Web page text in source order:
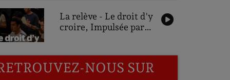
des participantes
La relève - Le droit d'y
croire, Impulsée par
NOUS SUR